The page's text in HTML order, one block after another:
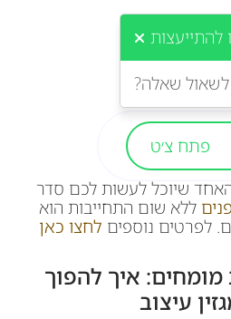
להתייעצות
לשאול שאלה?
פתח צ׳ט
שיוכל לעשות לכם סדר
ללא שום התחייבות הוא
לפרטים נוספים לחצו כאן
מומחים: איך להפוך
עיצוב